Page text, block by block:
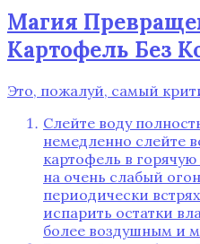
Магия
Картофель Без
Это‚ пожалуй‚ самый
Слейте воду
немедленно слейте
картофель в
на очень слабый
периодически
испарить остатки
более воздушным и